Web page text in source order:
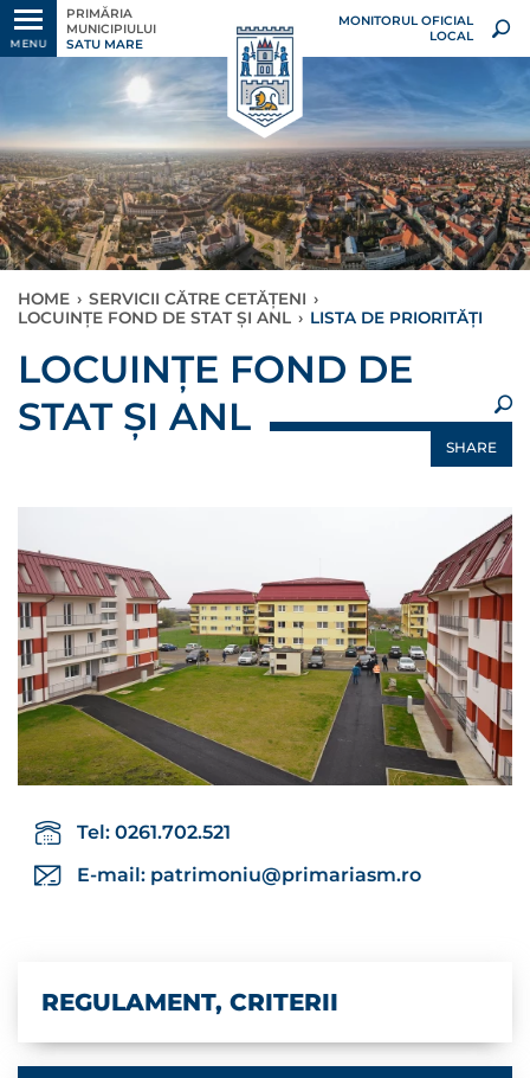
MENU
PRIMĂRIA
MUNICIPIULUI
SATU MARE
MONITORUL OFICIAL
LOCAL
HOME › SERVICII CĂTRE CETĂȚENI ›
LOCUINȚE FOND DE STAT ȘI ANL › LISTA DE PRIORITĂȚI
LOCUINȚE FOND DE
STAT ȘI ANL
SHARE
Tel: 0261.702.521
E-mail: patrimoniu@primariasm.ro
REGULAMENT, CRITERII